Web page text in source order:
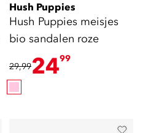
Hush Puppies
Hush Puppies meisjes
bio sandalen roze
29,992499